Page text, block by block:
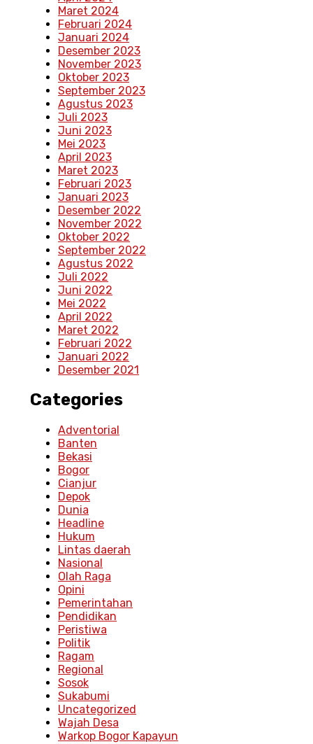
Maret 2024
Februari 2024
Januari 2024
Desember 2023
November 2023
Oktober 2023
September 2023
Agustus 2023
Juli 2023
Juni 2023
Mei 2023
April 2023
Maret 2023
Februari 2023
Januari 2023
Desember 2022
November 2022
Oktober 2022
September 2022
Agustus 2022
Juli 2022
Juni 2022
Mei 2022
April 2022
Maret 2022
Februari 2022
Januari 2022
Desember 2021
Categories
Adventorial
Banten
Bekasi
Bogor
Cianjur
Depok
Dunia
Headline
Hukum
Lintas daerah
Nasional
Olah Raga
Opini
Pemerintahan
Pendidikan
Peristiwa
Politik
Ragam
Regional
Sosok
Sukabumi
Uncategorized
Wajah Desa
Warkop Bogor Kapayun